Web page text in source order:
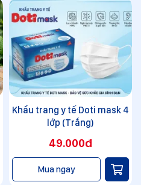
Khẩu trang y tế Doti mask 4
lớp (Trắng)
49.000đ
Mua ngay